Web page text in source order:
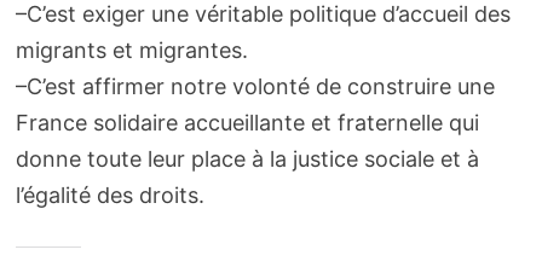
–C’est exiger une véritable politique d’accueil des
migrants et migrantes.
–C’est affirmer notre volonté de construire une
France solidaire accueillante et fraternelle qui
donne toute leur place à la justice sociale et à
l’égalité des droits.